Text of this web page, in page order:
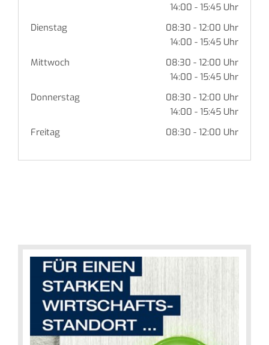
14:00 - 15:45 Uhr
Dienstag
08:30 - 12:00 Uhr
14:00 - 15:45 Uhr
Mittwoch
08:30 - 12:00 Uhr
14:00 - 15:45 Uhr
Donnerstag
08:30 - 12:00 Uhr
14:00 - 15:45 Uhr
Freitag
08:30 - 12:00 Uhr